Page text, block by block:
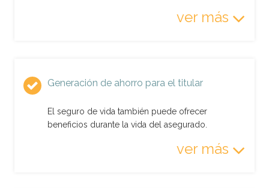
ver más
Generación de ahorro para el titular
El seguro de vida también puede ofrecer
beneficios durante la vida del asegurado.
ver más